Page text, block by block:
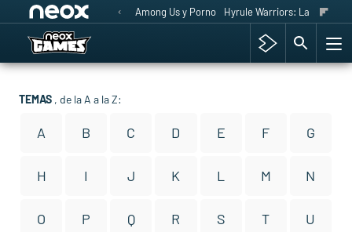
Among Us y Porno Hyrule Warriors: La Era del
TEMAS , de la A a la Z:
A B C D E F G
H I J K L M N
O P Q R S T U